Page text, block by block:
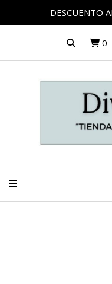
DESCUENTO
0 -